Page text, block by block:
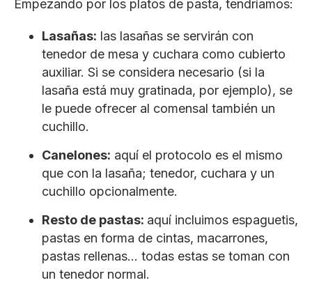
Empezando por los platos de pasta, tendríamos:
Lasañas: las lasañas se servirán con
tenedor de mesa y cuchara como cubierto
auxiliar. Si se considera necesario (si la
lasaña está muy gratinada, por ejemplo), se
le puede ofrecer al comensal también un
cuchillo.
Canelones: aquí el protocolo es el mismo
que con la lasaña; tenedor, cuchara y un
cuchillo opcionalmente.
Resto de pastas: aquí incluimos espaguetis,
pastas en forma de cintas, macarrones,
pastas rellenas… todas estas se toman con
un tenedor normal.